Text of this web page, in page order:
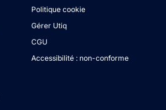
Politique cookie
Gérer Utiq
CGU
Accessibilité : non-conforme